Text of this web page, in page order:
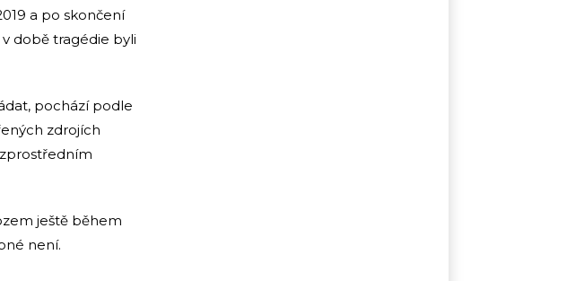
a po skončení
době tragédie byli
pochází podle
zdrojích
ještě během
není.